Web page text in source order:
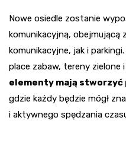
Nowe osiedle zostanie
komunikacyjną, obejmującą
komunikacyjne, jak i
place zabaw, tereny zielone
elementy mają stworzyć
gdzie każdy będzie mógł
i aktywnego spędzania